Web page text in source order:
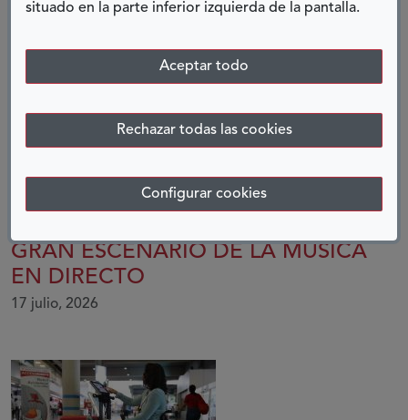
situado en la parte inferior izquierda de la pantalla.
Aceptar todo
Rechazar todas las cookies
Configurar cookies
GRAN ESCENARIO DE LA MÚSICA
EN DIRECTO
17 julio, 2026